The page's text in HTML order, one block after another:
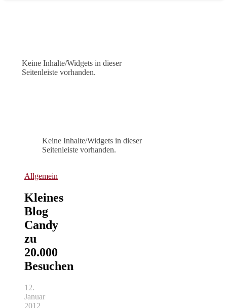
Keine Inhalte/Widgets in dieser
Seitenleiste vorhanden.
Keine Inhalte/Widgets in dieser
Seitenleiste vorhanden.
Allgemein
Kleines
Blog
Candy
zu
20.000
Besuchen
12.
Januar
2012